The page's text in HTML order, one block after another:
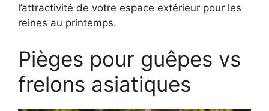
l’attractivité de votre espace extérieur pour les
reines au printemps.
Pièges pour guêpes vs
frelons asiatiques